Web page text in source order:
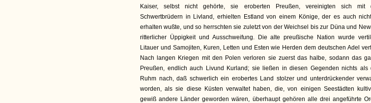
Kaiser, selbst nicht gehörte, sie eroberten Preußen, vereinigten sich mit
Schwertbrüdern in Livland, erhielten Estland von einem Könige, der es auch
erhalten wußte, und so herrschten sie zuletzt von der Weichsel bis zur Düna und
ritterlicher Üppigkeit und Ausschweifung. Die alte preußische Nation wurde
Litauer und Samojiten, Kuren, Letten und Esten wie Herden dem deutschen Adel
Nach langen Kriegen mit den Polen verloren sie zuerst das halbe, sodann das
Preußen, endlich auch Livund Kurland; sie ließen in diesen Gegenden nichts als
Ruhm nach, daß schwerlich ein erobertes Land stolzer und unterdrückender
worden, als sie diese Küsten verwaltet haben, die, von einigen Seestädten
gewiß andere Länder geworden wären, überhaupt gehören alle drei angeführte